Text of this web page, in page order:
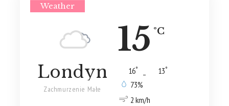
Weather
15 °C
Londyn
Zachmurzenie Małe
16° 13°
73%
2 km/h